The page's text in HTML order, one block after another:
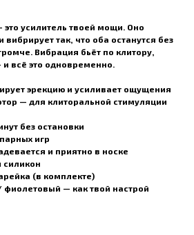
это усилитель твоей мощи. Оно
так, что оба останутся без
Вибрация бьёт по клитору,
всё это одновременно.
эрекцию и усиливает ощущения
— для клиторальной стимуляции
без остановки
игр
и приятно в носке
силикон
(в комплекте)
— как твой настрой